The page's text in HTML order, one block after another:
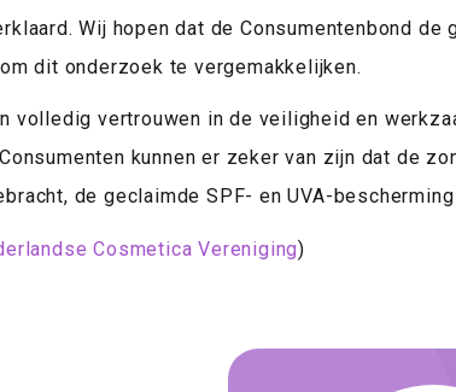
Wij hopen dat de Consumentenbond
dit onderzoek te vergemakkelijken.
volledig vertrouwen in de veiligheid en
kunnen er zeker van zijn dat de
de geclaimde SPF- en UVA-
Cosmetica Vereniging)